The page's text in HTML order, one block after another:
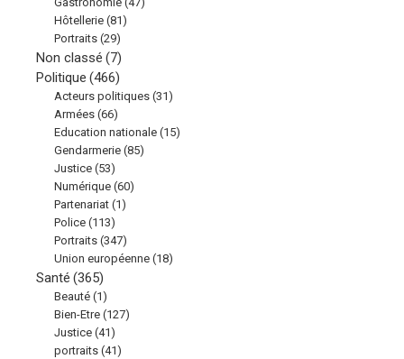
Hôtellerie (81)
Portraits (29)
Non classé (7)
Politique (466)
Acteurs politiques (31)
Armées (66)
Education nationale (15)
Gendarmerie (85)
Justice (53)
Numérique (60)
Partenariat (1)
Police (113)
Portraits (347)
Union européenne (18)
Santé (365)
Beauté (1)
Bien-Etre (127)
Justice (41)
portraits (41)